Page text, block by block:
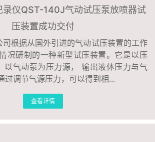
录仪QST-140J气动试压泵放喷器试
压装置成功交付
根据从国外引进的气动试压装置的工作
况研制的一种新型试压装置。它是以压
以气动泵为压力源， 输出液体压力与气
过调节气源压力，可以得到相...
查看详情